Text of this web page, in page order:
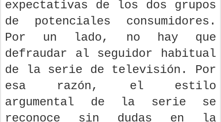
expectativas de los dos grupos
de potenciales consumidores.
Por un lado, no hay que
defraudar al seguidor habitual
de la serie de televisión. Por
esa razón, el estilo
argumental de la serie se
reconoce sin dudas en la